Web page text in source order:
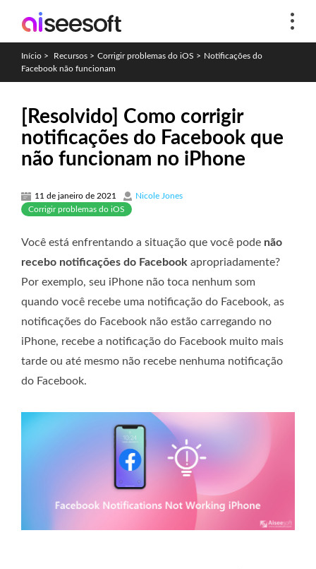
Início > Recursos > Corrigir problemas do iOS > Notificações do
Facebook não funcionam
[Resolvido] Como corrigir
notificações do Facebook que
não funcionam no iPhone
11 de janeiro de 2021
Nicole Jones
Corrigir problemas do iOS
Você está enfrentando a situação que você pode não
recebo notificações do Facebook apropriadamente?
Por exemplo, seu iPhone não toca nenhum som
quando você recebe uma notificação do Facebook, as
notificações do Facebook não estão carregando no
iPhone, recebe a notificação do Facebook muito mais
tarde ou até mesmo não recebe nenhuma notificação
do Facebook.